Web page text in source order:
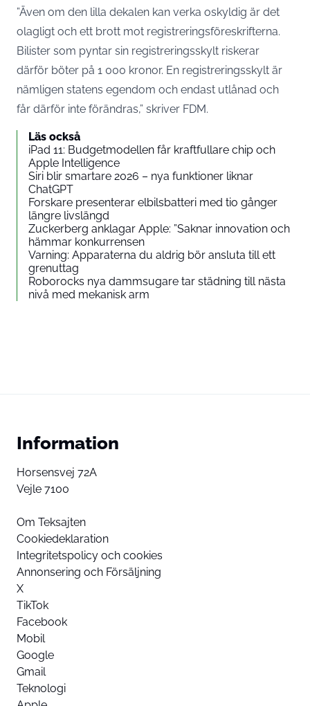
”Även om den lilla dekalen kan verka oskyldig är det
olagligt och ett brott mot registreringsföreskrifterna.
Bilister som pyntar sin registreringsskylt riskerar
därför böter på 1 000 kronor. En registreringsskylt är
nämligen statens egendom och endast utlånad och
får därför inte förändras,” skriver FDM.
Läs också
iPad 11: Budgetmodellen får kraftfullare chip och
Apple Intelligence
Siri blir smartare 2026 – nya funktioner liknar
ChatGPT
Forskare presenterar elbilsbatteri med tio gånger
längre livslängd
Zuckerberg anklagar Apple: ”Saknar innovation och
hämmar konkurrensen
Varning: Apparaterna du aldrig bör ansluta till ett
grenuttag
Roborocks nya dammsugare tar städning till nästa
nivå med mekanisk arm
Information
Horsensvej 72A
Vejle 7100
Om Teksajten
Cookiedeklaration
Integritetspolicy och cookies
Annonsering och Försäljning
X
TikTok
Facebook
Mobil
Google
Gmail
Teknologi